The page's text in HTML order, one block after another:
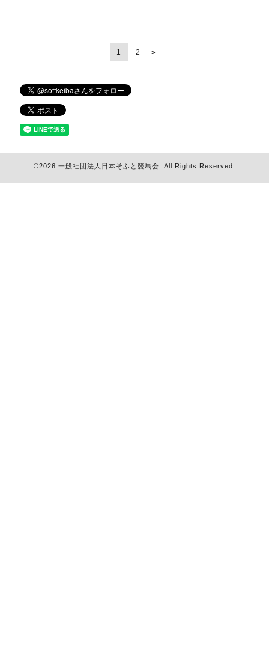
1 2 »
©2026 一般社団法人日本そふと競馬会 . All Rights Reserved.